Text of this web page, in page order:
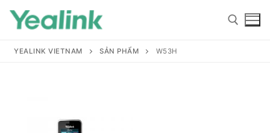
YEALINK VIETNAM SẢN PHẨM W53H